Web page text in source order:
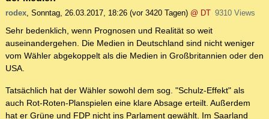
rodex, Sonntag, 26.03.2017, 18:26 (vor 3420 Tagen) @ DT 9310 Views
Sehr bedenklich, wenn Prognosen und Realität so weit
auseinandergehen. Die Medien in Deutschland sind nicht weniger
vom Wähler abgekoppelt als die Medien in Großbritannien oder den
USA.
Tatsächlich hat der Wähler sowohl dem sog. "Schulz-Effekt" als
auch Rot-Roten-Planspielen eine klare Absage erteilt. Außerdem
hat er Grüne und FDP nicht ins Parlament gewählt. Im Saarland